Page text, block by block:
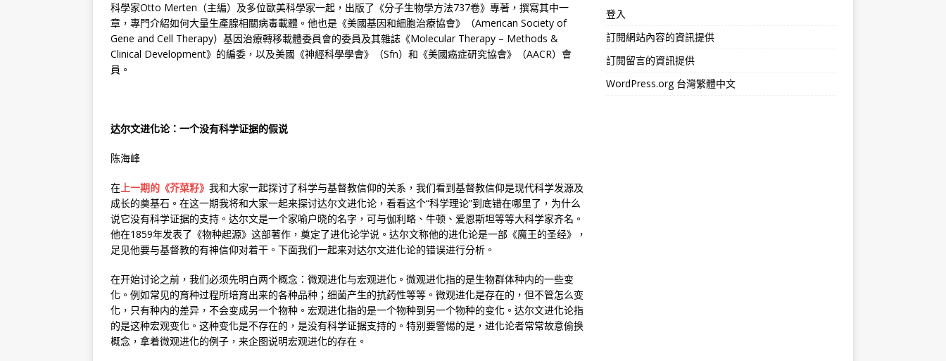
科學家Otto Merten（主編）及多位歐美科學家一起，出版了《分子生物學方法737卷》專著，撰寫其中一
章，專門介紹如何大量生產腺相關病毒載體。他也是《美國基因和細胞治療協會》（American Society of
Gene and Cell Therapy）基因治療轉移載體委員會的委員及其雜誌《Molecular Therapy – Methods &
Clinical Development》的編委，以及美國《神經科學學會》（Sfn）和《美國癌症研究協會》（AACR）會
員。
达尔文进化论：一个没有科学证据的假说
陈海峰
在上一期的《芥菜籽》 我和大家一起探讨了科学与基督教信仰的关系，我们看到基督教信仰是现代科学发源及
成长的奠基石。在这一期我将和大家一起来探讨达尔文进化论，看看这个“科学理论”到底错在哪里了，为什么
说它没有科学证据的支持。达尔文是一个家喻户晓的名字，可与伽利略、牛顿、爱恩斯坦等等大科学家齐名。
他在1859年发表了《物种起源》这部著作，奠定了进化论学说。达尔文称他的进化论是一部《魔王的圣经》，
足见他要与基督教的有神信仰对着干。下面我们一起来对达尔文进化论的错误进行分析。
在开始讨论之前，我们必须先明白两个概念：微观进化与宏观进化。微观进化指的是生物群体种内的一些变
化。例如常见的育种过程所培育出来的各种品种；细菌产生的抗药性等等。微观进化是存在的，但不管怎么变
化，只有种内的差异，不会变成另一个物种。宏观进化指的是一个物种到另一个物种的变化。达尔文进化论指
的是这种宏观变化。这种变化是不存在的，是没有科学证据支持的。特别要警惕的是，进化论者常常故意偷换
概念，拿着微观进化的例子，来企图说明宏观进化的存在。
登入
訂閱網站內容的資訊提供
訂閱留言的資訊提供
WordPress.org 台灣繁體中文